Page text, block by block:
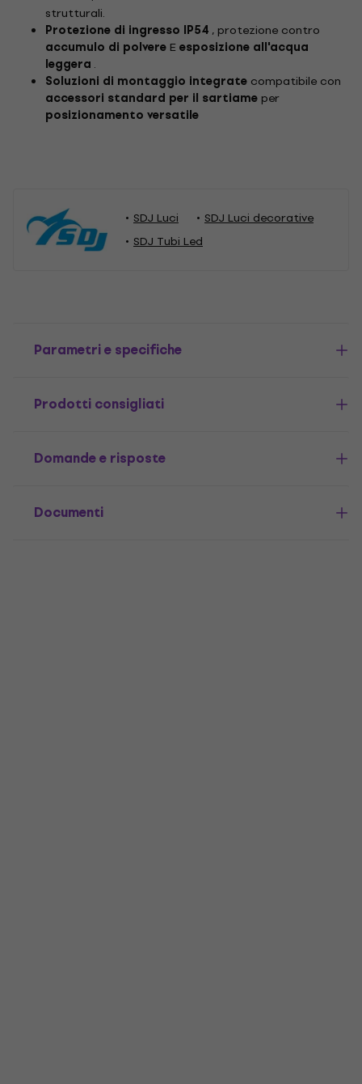
strutturali.
Protezione di ingresso IP54 , protezione contro
accumulo di polvere E esposizione all'acqua
leggera .
Soluzioni di montaggio integrate compatibile con
accessori standard per il sartiame per
posizionamento versatile
SDJ Luci
SDJ Luci decorative
SDJ Tubi Led
Parametri e specifiche
Prodotti consigliati
Domande e risposte
Documenti